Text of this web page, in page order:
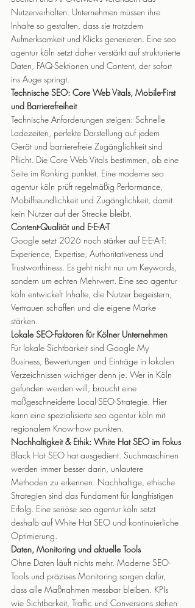
Nutzerverhalten. Unternehmen müssen ihre
Inhalte so gestalten, dass sie trotzdem
Aufmerksamkeit und Klicks generieren. Eine seo
agentur köln setzt daher verstärkt auf strukturierte
Daten, FAQ-Sektionen und Content, der sofort
ins Auge springt.
Technische SEO: Core Web Vitals, Mobile-First
und Barrierefreiheit
Technische Anforderungen steigen: Schnelle
Ladezeiten, perfekte Darstellung auf jedem
Gerät und barrierefreie Zugänglichkeit sind
Pflicht. Die Core Web Vitals bestimmen, ob eine
Seite im Ranking punktet. Eine moderne seo
agentur köln prüft regelmäßig Performance,
Mobilfreundlichkeit und Zugänglichkeit, damit
kein Nutzer auf der Strecke bleibt.
Content-Qualität und E-E-A-T
Google setzt 2026 noch stärker auf E-E-A-T:
Experience, Expertise, Authoritativeness und
Trustworthiness. Es geht nicht nur um Keywords,
sondern um echten Mehrwert. Eine seo agentur
köln entwickelt Inhalte, die Nutzer begeistern,
Vertrauen schaffen und die eigene Marke
stärken.
Lokale SEO-Faktoren für Kölner Unternehmen
Für lokale Sichtbarkeit sind Google My
Business, Bewertungen und Einträge in lokalen
Verzeichnissen wichtiger denn je. Wer in Köln
gefunden werden will, braucht eine
maßgeschneiderte Local-SEO-Strategie. Hier
kann eine spezialisierte seo agentur köln mit
regionalem Know-how punkten.
Nachhaltigkeit & Ethik: White Hat SEO im Fokus
Black Hat SEO hat ausgedient. Suchmaschinen
werden immer besser darin, unlautere
Methoden zu erkennen. Nachhaltige, ethische
Strategien sind das Fundament für langfristigen
Erfolg. Eine seriöse seo agentur köln setzt
deshalb auf White Hat SEO und kontinuierliche
Optimierung.
Daten, Monitoring und aktuelle Tools
Ohne Daten läuft nichts mehr. Moderne SEO-
Tools und präzises Monitoring sorgen dafür,
dass alle Maßnahmen messbar bleiben. KPIs
wie Sichtbarkeit, Traffic und Conversions stehen